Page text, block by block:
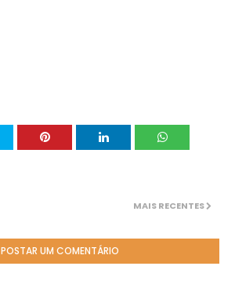
MAIS RECENTES
POSTAR UM COMENTÁRIO